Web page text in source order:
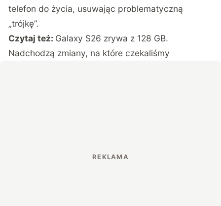
telefon do życia, usuwając problematyczną
„trójkę”.
Czytaj też: Galaxy S26 zrywa z 128 GB.
Nadchodzą zmiany, na które czekaliśmy